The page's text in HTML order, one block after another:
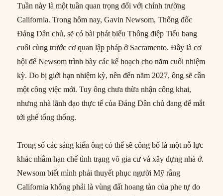
Tuần này là một tuần quan trọng đối với chính trường
California. Trong hôm nay, Gavin Newsom, Thống đốc
Đảng Dân chủ, sẽ có bài phát biểu Thông điệp Tiểu bang
cuối cùng trước cơ quan lập pháp ở Sacramento. Đây là cơ
hội để Newsom trình bày các kế hoạch cho năm cuối nhiệm
kỳ. Do bị giới hạn nhiệm kỳ, nên đến năm 2027, ông sẽ cần
một công việc mới. Tuy ông chưa thừa nhận công khai,
nhưng nhà lãnh đạo thực tế của Đảng Dân chủ đang để mắt
tới ghế tổng thống.
Trong số các sáng kiến ông có thể sẽ công bố là một nỗ lực
khác nhằm hạn chế tình trạng vô gia cư và xây dựng nhà ở.
Newsom biết mình phải thuyết phục người Mỹ rằng
California không phải là vùng đất hoang tàn của phe tự do